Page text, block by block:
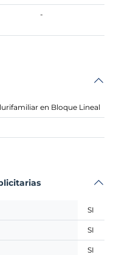
-
en Bloque Lineal
SI
SI
SI